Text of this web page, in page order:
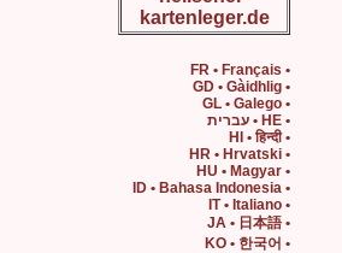
kartenleger.de
• FR • Français
• GD • Gàidhlig
• GL • Galego
• HE • עברית
• HI • हिन्दी
• HR • Hrvatski
• HU • Magyar
• ID • Bahasa Indonesia
• IT • Italiano
• JA • 日本語
• KO • 한국어